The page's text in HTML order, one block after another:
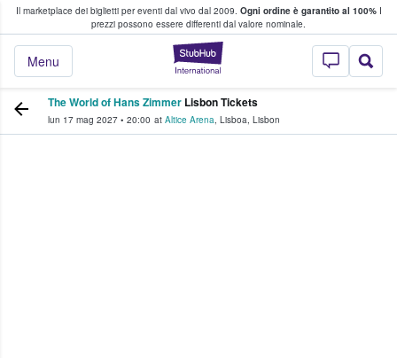
Il marketplace dei biglietti per eventi dal vivo dal 2009. Ogni ordine è garantito al 100%I
prezzi possono essere differenti dal valore nominale.
StubHub - Dove
Menu
fan comprano e vendono biglietti
The World of Hans Zimmer Lisbon Tickets
lun 17 mag 2027 • 20:00 at Altice Arena, Lisboa, Lisbon